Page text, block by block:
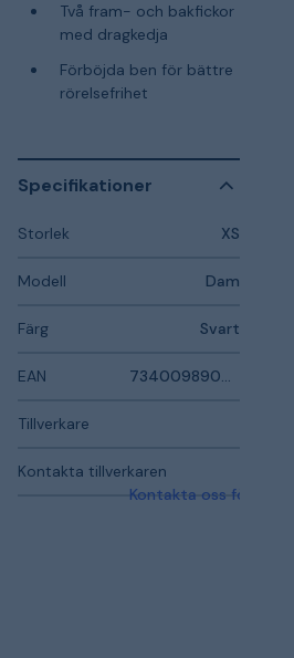
Två fram- och bakfickor
med dragkedja
Förböjda ben för bättre
rörelsefrihet
Specifikationer
Storlek XS
Modell Dam
Färg Svart
EAN
Tillverkare
Kontakta tillverkaren
Kontakta oss för mer